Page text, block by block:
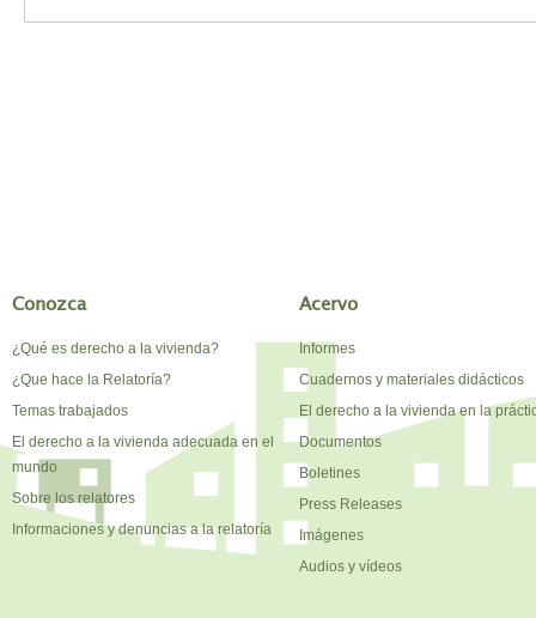
Conozca
¿Qué es derecho a la vivienda?
¿Que hace la Relatoría?
Temas trabajados
El derecho a la vivienda adecuada en el
mundo
Sobre los relatores
Informaciones y denuncias a la relatoría
Acervo
Informes
Cuadernos y materiales didácticos
El derecho a la vivienda en la
Documentos
Boletines
Press Releases
Imágenes
Audios y vídeos